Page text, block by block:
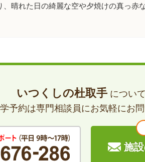
晴れた日の綺麗な空や夕焼けの真っ赤
いつくしの杜取手 につい
予約は専門相談員にお気軽にお
施